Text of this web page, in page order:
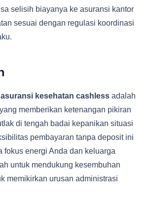
selisih biayanya ke asuransi kantor
sesuai dengan regulasi koordinasi
kesehatan cashless adalah
memberikan ketenangan pikiran
di tengah badai kepanikan situasi
pembayaran tanpa deposit ini
fokus energi Anda dan keluarga
untuk mendukung kesembuhan
memikirkan urusan administrasi